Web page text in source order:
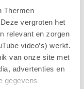
Thermen
vergroten het
relevant en zorgen
video’s) werkt.
van onze site met
advertenties en
gegevens